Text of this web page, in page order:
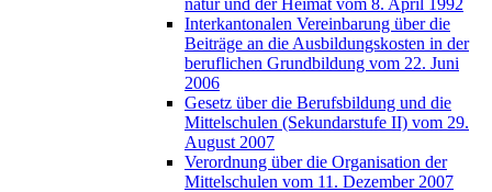
natur und der Heimat vom 8. April 1992
Interkantonalen Vereinbarung über die
Beiträge an die Ausbildungskosten in der
beruflichen Grundbildung vom 22. Juni
2006
Gesetz über die Berufsbildung und die
Mittelschulen (Sekundarstufe II) vom 29.
August 2007
Verordnung über die Organisation der
Mittelschulen vom 11. Dezember 2007